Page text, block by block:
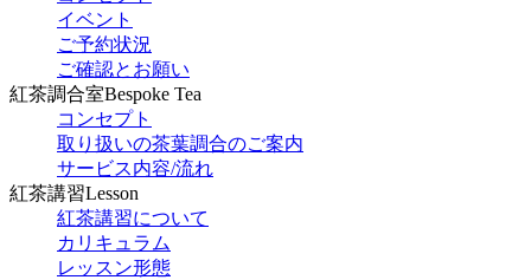
イベント
ご予約状況
ご確認とお願い
紅茶調合室Bespoke Tea
コンセプト
取り扱いの茶葉調合のご案内
サービス内容/流れ
紅茶講習Lesson
紅茶講習について
カリキュラム
レッスン形態